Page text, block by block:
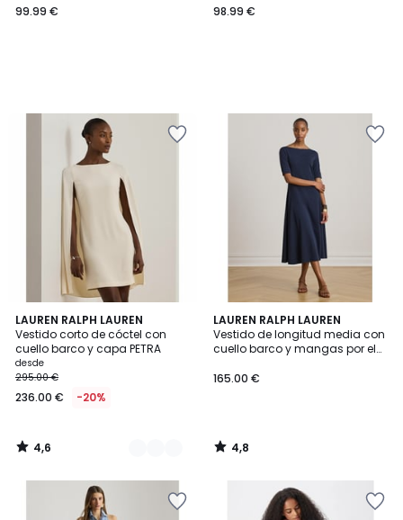
99.99 €
98.99 €
LAUREN RALPH LAUREN
Vestido corto de cóctel con
cuello barco y capa PETRA
desde
295.00 €
236.00 € -20%
4,6
/ 5
2
Colores
4,6
/
LAUREN RALPH LAUREN
Vestido de longitud media con
cuello barco y mangas por el
165.00 €
4,8
/ 5
4,8
/